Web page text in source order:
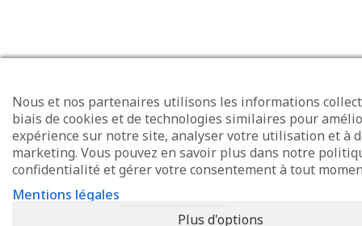
Nous et nos partenaires utilisons les informations
biais de cookies et de technologies similaires pour
expérience sur notre site, analyser votre utilisation et à
marketing. Vous pouvez en savoir plus dans notre
confidentialité et gérer votre consentement à tout
Mentions légales
Plus d'options